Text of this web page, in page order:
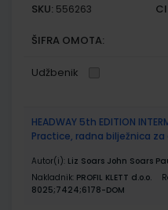
SKU: 556263
ŠIFRA OMOTA:
Udžbenik
HEADWAY 5th EDITION
Practice, radna bilježnica
Autor(i): Liz Soars John Soars
Nakladnik: PROFIL KLETT d.o.o.
8025;7424;6178-DOM